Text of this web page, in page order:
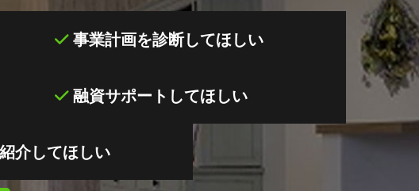
事業計画を診断してほしい
融資サポートしてほしい
介してほしい